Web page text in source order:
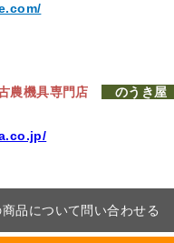
農機具専門店 のうき屋
商品について問い合わせる